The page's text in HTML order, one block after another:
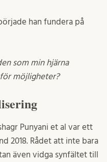
han fundera på
som min hjärna
möjligheter?
Punyani et al var ett
2018. Rådet att inte bara
även vidga synfältet till